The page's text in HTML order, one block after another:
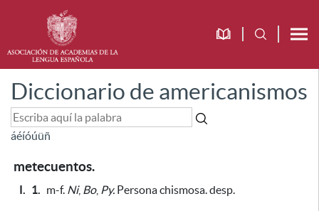
Diccionario de americanismos
áéíóúüñ
metecuentos.
I. 1. m-f. Ni, Bo, Py. Persona chismosa. desp.